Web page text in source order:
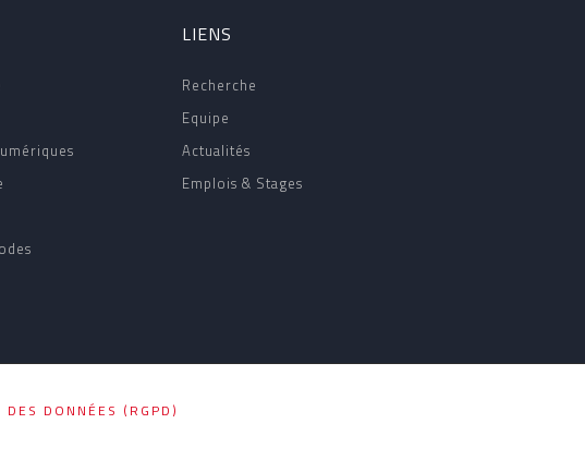
LIENS
Recherche
Equipe
Actualités
Emplois & Stages
DONNÉES (RGPD)